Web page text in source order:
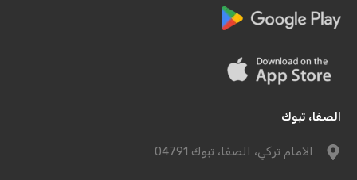
الصفا، تبوك
الامام تركي، الصفا، تبوك 04791